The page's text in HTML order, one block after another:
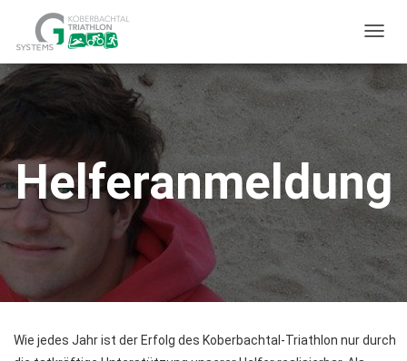
G
E
N
A
V
G
A
I
Helferanmeldung
Wie jedes Jahr ist der Erfolg des Koberbachtal-Triathlon nur durch